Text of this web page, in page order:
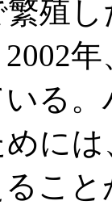
殖
る
に
こ